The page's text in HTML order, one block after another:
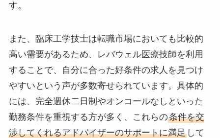
す。
また、臨床工学技士は転職市場においても比較的
高い需要があるため、レバウェル医療技師を利用
することで、自分に合った好条件の求人を見つけ
やすいという声が多数寄せられています。具体的
には、完全週休二日制やオンコールなしといった
勤務条件を重視する方が多く、これらの条件を交
渉してくれるアドバイザーのサポートに満足して